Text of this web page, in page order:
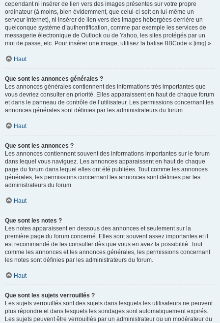
cependant ni insérer de lien vers des images présentes sur votre propre
ordinateur (à moins, bien évidemment, que celui-ci soit en lui-même un
serveur internet), ni insérer de lien vers des images hébergées derrière un
quelconque système d’authentification, comme par exemple les services de
messagerie électronique de Outlook ou de Yahoo, les sites protégés par un
mot de passe, etc. Pour insérer une image, utilisez la balise BBCode « [img] ».
Haut
Que sont les annonces générales ?
Les annonces générales contiennent des informations très importantes que
vous devriez consulter en priorité. Elles apparaissent en haut de chaque forum
et dans le panneau de contrôle de l’utilisateur. Les permissions concernant les
annonces générales sont définies par les administrateurs du forum.
Haut
Que sont les annonces ?
Les annonces contiennent souvent des informations importantes sur le forum
dans lequel vous naviguez. Les annonces apparaissent en haut de chaque
page du forum dans lequel elles ont été publiées. Tout comme les annonces
générales, les permissions concernant les annonces sont définies par les
administrateurs du forum.
Haut
Que sont les notes ?
Les notes apparaissent en dessous des annonces et seulement sur la
première page du forum concerné. Elles sont souvent assez importantes et il
est recommandé de les consulter dès que vous en avez la possibilité. Tout
comme les annonces et les annonces générales, les permissions concernant
les notes sont définies par les administrateurs du forum.
Haut
Que sont les sujets verrouillés ?
Les sujets verrouillés sont des sujets dans lesquels les utilisateurs ne peuvent
plus répondre et dans lesquels les sondages sont automatiquement expirés.
Les sujets peuvent être verrouillés par un administrateur ou un modérateur du